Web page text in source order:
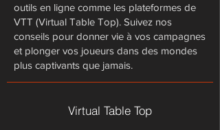
outils en ligne comme les plateformes de
VTT (Virtual Table Top). Suivez nos
conseils pour donner vie à vos campagnes
et plonger vos joueurs dans des mondes
plus captivants que jamais.
Virtual Table Top